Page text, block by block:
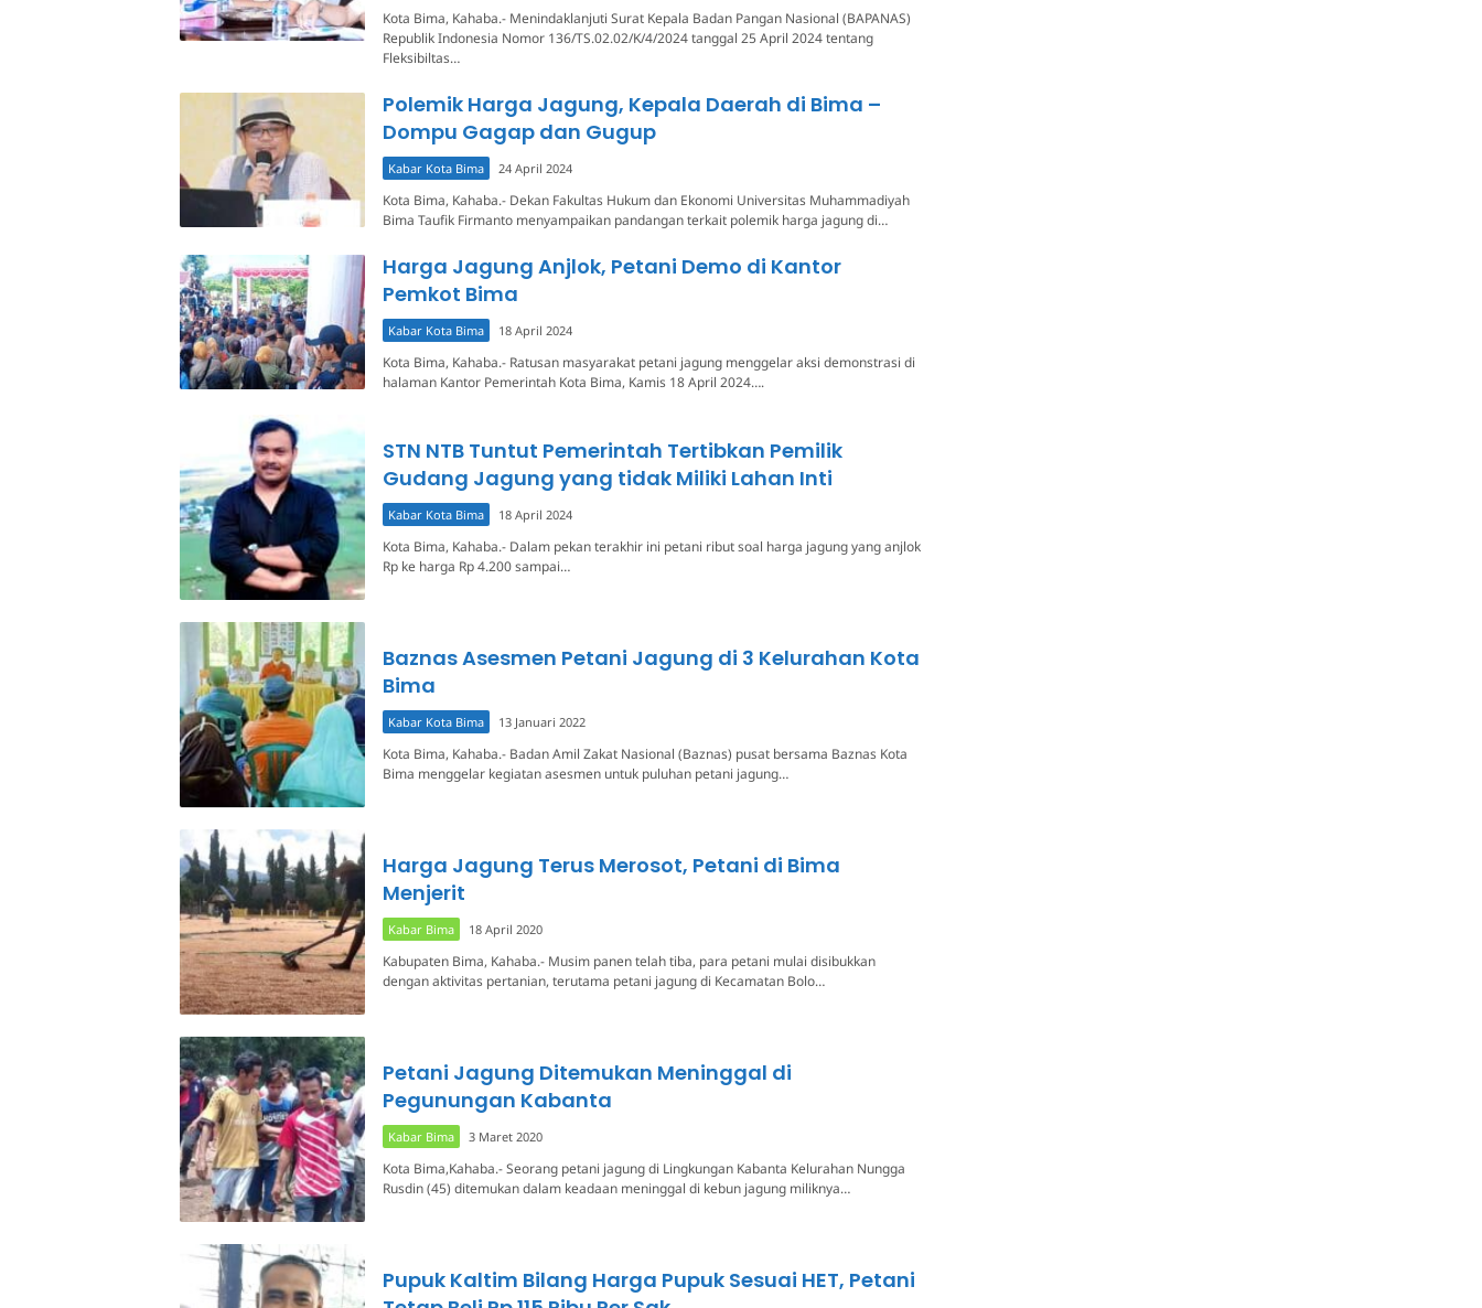
Kota Bima, Kahaba.- Menindaklanjuti Surat Kepala Badan Pangan Nasional (BAPANAS)
Republik Indonesia Nomor 136/TS.02.02/K/4/2024 tanggal 25 April 2024 tentang
Fleksibiltas…
Polemik Harga Jagung, Kepala Daerah di Bima –
Dompu Gagap dan Gugup
Kabar Kota Bima 24 April 2024
Kota Bima, Kahaba.- Dekan Fakultas Hukum dan Ekonomi Universitas Muhammadiyah
Bima Taufik Firmanto menyampaikan pandangan terkait polemik harga jagung di…
Harga Jagung Anjlok, Petani Demo di Kantor
Pemkot Bima
Kabar Kota Bima 18 April 2024
Kota Bima, Kahaba.- Ratusan masyarakat petani jagung menggelar aksi demonstrasi di
halaman Kantor Pemerintah Kota Bima, Kamis 18 April 2024….
STN NTB Tuntut Pemerintah Tertibkan Pemilik
Gudang Jagung yang tidak Miliki Lahan Inti
Kabar Kota Bima 18 April 2024
Kota Bima, Kahaba.- Dalam pekan terakhir ini petani ribut soal harga jagung yang anjlok
Rp ke harga Rp 4.200 sampai…
Baznas Asesmen Petani Jagung di 3 Kelurahan Kota
Bima
Kabar Kota Bima 13 Januari 2022
Kota Bima, Kahaba.- Badan Amil Zakat Nasional (Baznas) pusat bersama Baznas Kota
Bima menggelar kegiatan asesmen untuk puluhan petani jagung…
Harga Jagung Terus Merosot, Petani di Bima
Menjerit
Kabar Bima 18 April 2020
Kabupaten Bima, Kahaba.- Musim panen telah tiba, para petani mulai disibukkan
dengan aktivitas pertanian, terutama petani jagung di Kecamatan Bolo…
Petani Jagung Ditemukan Meninggal di
Pegunungan Kabanta
Kabar Bima 3 Maret 2020
Kota Bima,Kahaba.- Seorang petani jagung di Lingkungan Kabanta Kelurahan Nungga
Rusdin (45) ditemukan dalam keadaan meninggal di kebun jagung miliknya…
Pupuk Kaltim Bilang Harga Pupuk Sesuai HET, Petani